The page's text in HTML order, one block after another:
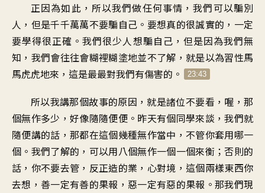
正因為如此，所以我們做任何事情，我們可以騙別
人，但是千千萬萬不要騙自己。要想真的很誠實的，一定
要學得很正確。我們很少人想騙自己，但是因為我們無
知，我們會往往會糊裡糊塗地並不了解，就是以為習性馬
馬虎虎地來，這是最最對我們有傷害的。
23:43
所以我講那個故事的原因，就是諸位不要看，喔，那
個無作多少，好像隨隨便便。昨天有個同學來談，我們就
隨便講的話，那都在這個幾種無作當中，不管你套用哪一
個。我們了解的，可以用八個無作一個一個來衡；否則的
話，你不要去管，反正造的業，心對境，這個兩樣東西你
去想，善一定有善的果報，惡一定有惡的果報。那我們現